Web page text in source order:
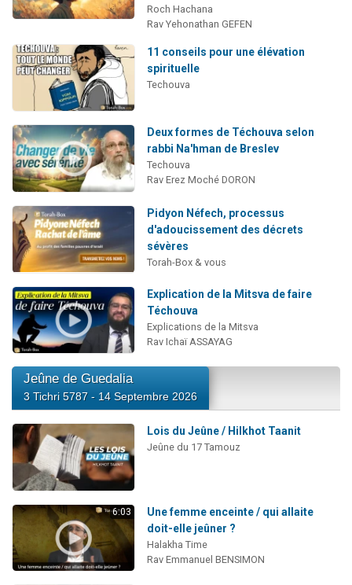
Roch Hachana
Rav Yehonathan GEFEN
11 conseils pour une élévation
spirituelle
Techouva
Deux formes de Téchouva selon
rabbi Na'hman de Breslev
Techouva
Rav Erez Moché DORON
Pidyon Néfech, processus
d'adoucissement des décrets
sévères
Torah-Box & vous
Explication de la Mitsva de faire
Téchouva
Explications de la Mitsva
Rav Ichaï ASSAYAG
Jeûne de Guedalia
3 Tichri 5787 - 14 Septembre 2026
Lois du Jeûne / Hilkhot Taanit
Jeûne du 17 Tamouz
6:03
Une femme enceinte / qui allaite
doit-elle jeûner ?
Halakha Time
Rav Emmanuel BENSIMON